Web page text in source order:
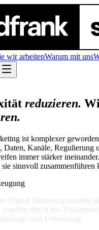
wir arbeitenWarum mit uns
reduzieren.
ist komplexer
Daten, Kanäle, Regulierung
immer stärker
sinnvoll zusammenführen
Digital Marketing entsteht
sondern durch das
und Umsetzung.